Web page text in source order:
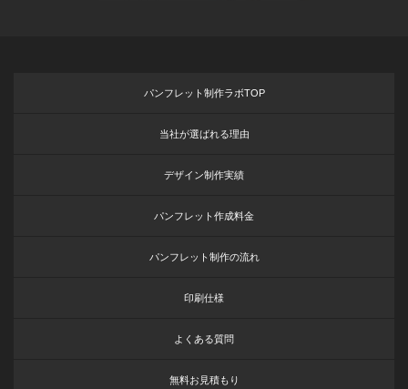
パンフレット制作ラボTOP
当社が選ばれる理由
デザイン制作実績
パンフレット作成料金
パンフレット制作の流れ
印刷仕様
よくある質問
無料お見積もり